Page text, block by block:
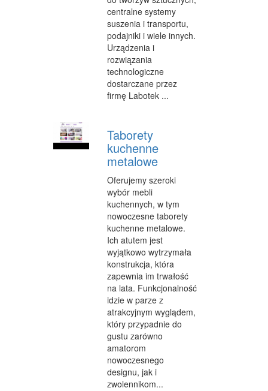
INNE AGENCJE
WIGOR
IMPREZY INTEGRACYJNE
HOBBY
ZAJĘCIA SPORTOWE I REKREACYJNE
INFORMATYCZNE
RESTAURACJE, CATERING
FOTOGRAFIA
ADWOKACI, PORADY PRAWNE
SPRZĄTANIE, PORZĄDKOWANIE
SERWIS
OPIEKA
INNE USŁUGI
KURIER, PRZESYŁKI
WYCIECZKI
HOTELE I NOCLEGI
centralne systemy
suszenia i transportu,
podajniki i wiele innych.
Urządzenia i
rozwiązania
technologiczne
dostarczane przez
firmę Labotek ...
Taborety
kuchenne
metalowe
Oferujemy szeroki
wybór mebli
kuchennych, w tym
nowoczesne taborety
kuchenne metalowe.
Ich atutem jest
wyjątkowo wytrzymała
konstrukcja, która
zapewnia im trwałość
na lata. Funkcjonalność
idzie w parze z
atrakcyjnym wyglądem,
który przypadnie do
gustu zarówno
amatorom
nowoczesnego
designu, jak i
zwolennikom...